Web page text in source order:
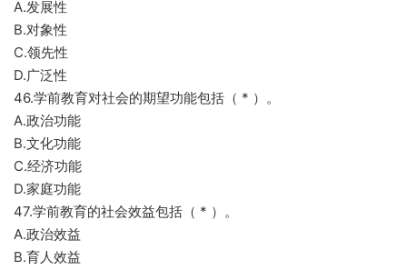
A.发展性
B.对象性
C.领先性
D.广泛性
46.学前教育对社会的期望功能包括（ * ）。
A.政治功能
B.文化功能
C.经济功能
D.家庭功能
47.学前教育的社会效益包括（ * ）。
A.政治效益
B.育人效益